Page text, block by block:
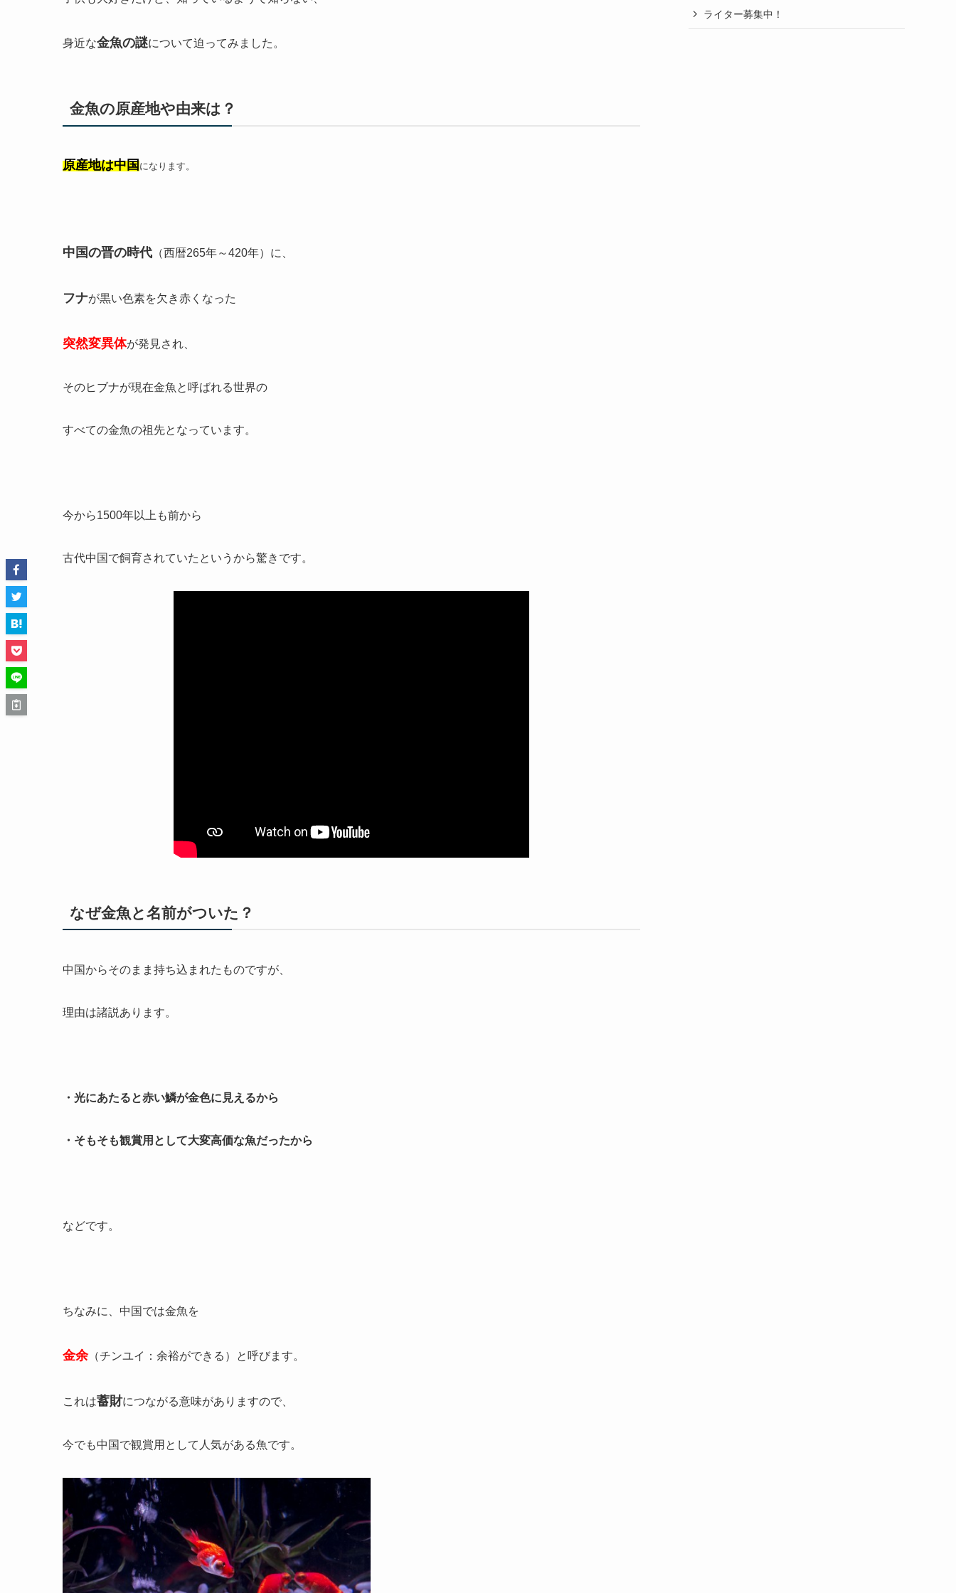
身近な金魚の謎について迫ってみました。
金魚の原産地や由来は？
原産地は中国になります。
中国の晋の時代 （西暦265年～420年）に、
フナが黒い色素を欠き赤くなった
突然変異体が発見され、
そのヒブナが現在金魚と呼ばれる世界の
すべての金魚の祖先となっています。
今から1500年以上も前から
古代中国で飼育されていたというから驚きです。
なぜ金魚と名前がついた？
中国からそのまま持ち込まれたものですが、
理由は諸説あります。
・光にあたると赤い鱗が金色に見えるから
・そもそも観賞用として大変高価な魚だったから
などです。
ちなみに、中国では金魚を
金余 （チンユイ：余裕ができる）と呼びます。
これは蓄財につながる意味がありますので、
今でも中国で観賞用として人気がある魚です。
ライター募集中！